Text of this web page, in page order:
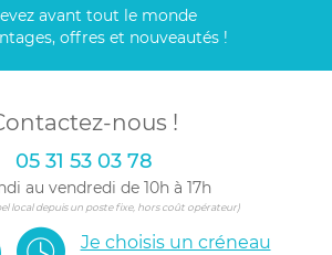
avant tout le monde
offres et nouveautés !
nous !
05 31 53 03 78
au vendredi de 10h à 17h
local depuis un poste fixe, hors coût opérateur)
Je choisis un créneau